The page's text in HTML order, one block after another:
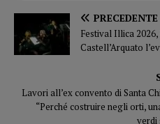
PRECEDENTE
Festival Illica
Castell’Arquato
Lavori all’ex convento di Santa
“Perché costruire negli orti,
verdi